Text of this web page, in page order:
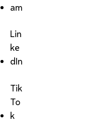
am
Lin
ke
dIn
Tik
To
k